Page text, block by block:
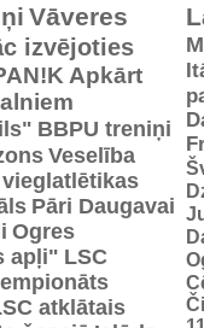
Vāveres
izvējoties
Apkārt
BBPU treniņi
Veselība
Pāri Daugavai
Ogres
apļi" LSC
atklātais